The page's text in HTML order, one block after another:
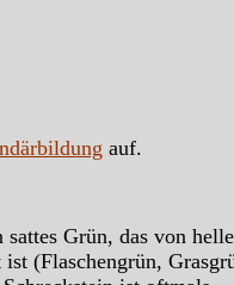
auf.
Grün, das von
(Flaschengrün,